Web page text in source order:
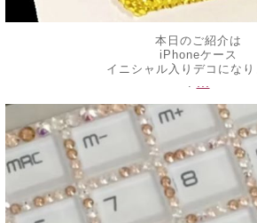
本日のご紹介は
iPhoneケース
イニシャル入りデコになり
.
decojewelrymahalo
6月 7